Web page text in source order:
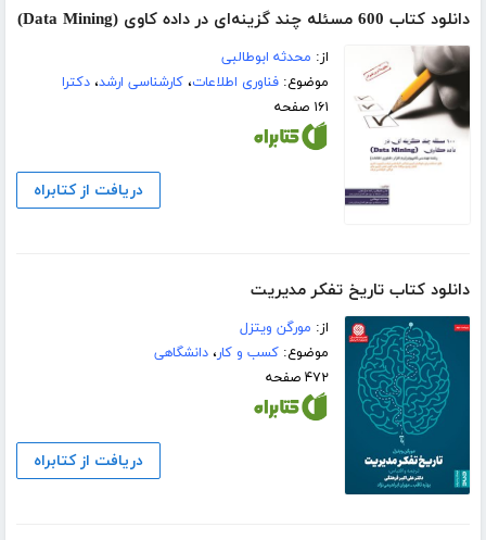
دانلود کتاب 600 مسئله چند گزینه‌ای در داده کاوی (Data Mining)
از: محدثه ابوطالبی
موضوع:فناوری اطلاعات،کارشناسی ارشد،دکترا
۱۶۱ صفحه
دریافت از کتابراه
دانلود کتاب تاریخ تفکر مدیریت
از: مورگن ویتزل
موضوع:کسب و کار،دانشگاهی
۴۷۲ صفحه
دریافت از کتابراه